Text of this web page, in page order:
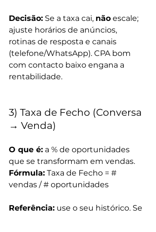
Decisão: Se a taxa cai, não escale;
ajuste horários de anúncios,
rotinas de resposta e canais
(telefone/WhatsApp). CPA bom
com contacto baixo engana a
rentabilidade.
3) Taxa de Fecho (Conversa
→ Venda)
O que é: a % de oportunidades
que se transformam em vendas.
Fórmula: Taxa de Fecho = #
vendas / # oportunidades
Referência: use o seu histórico. Se